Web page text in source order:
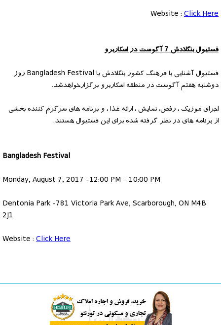
Website :Click Here
فستیوال بنگلادش 7 آگوست در اسکاربرو
فستیوال آشنایی با فرهنگ کشور بنگلادش یا Bangladesh Festival روز
دوشنبه هفتم آگوست در منطقه اسکاربرو برگزارخواهدشد.
اجرای موزیک ، رقص، نمایش ، ارائه غذا ، و برنامه های سرگرم کننده بخشی
از برنامه های در نظر گرفته شده برای این فستیوال هستند.
Bangladesh Festival
Monday, August 7, 2017 -12:00 PM – 10:00 PM
Dentonia Park -781 Victoria Park Ave, Scarborough, ON M4B
2J1
Website :Click Here